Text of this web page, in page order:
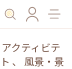
アクティビテ
、 風景・景